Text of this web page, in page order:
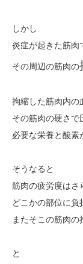
しかし
炎症が起きた筋肉
その周辺の筋肉の
拘縮した筋肉内の
その筋肉の硬さ
必要な栄養と酸素
そうなると
筋肉の疲労度はさ
どこかの部位に
またそこの筋肉の
と